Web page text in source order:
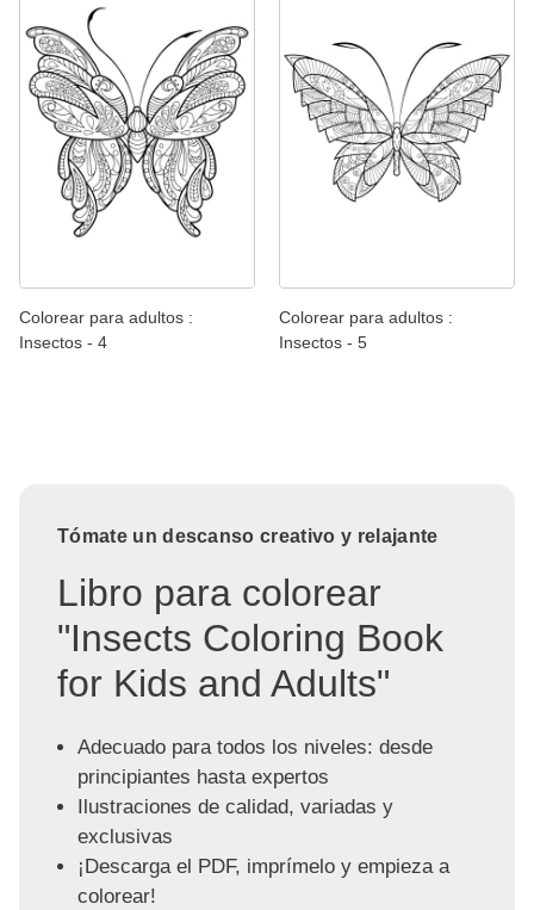
Colorear para adultos :
Insectos - 4
Colorear para adultos :
Insectos - 5
Tómate un descanso creativo y relajante
Libro para colorear
"Insects Coloring Book
for Kids and Adults"
Adecuado para todos los niveles: desde
principiantes hasta expertos
Ilustraciones de calidad, variadas y
exclusivas
¡Descarga el PDF, imprímelo y empieza a
colorear!